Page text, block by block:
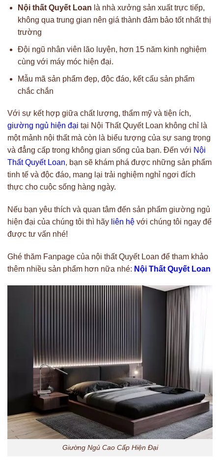
Nội thất Quyết Loan là nhà xưởng sản xuất trực tiếp,
không qua trung gian nên giá thành đảm bảo tốt nhất thị
trường
Đội ngũ nhân viên lão luyện, hơn 15 năm kinh nghiệm
cùng với máy móc hiện đại.
Mẫu mã sản phẩm đẹp, độc đáo, kết cấu sản phẩm
chắc chắn
Với sự kết hợp giữa chất lượng, thẩm mỹ và tiện ích,
giường ngủ hiện đại tại Nội Thất Quyết Loan không chỉ là
một mảnh nội thất mà còn là biểu tượng của sự sang trọng
và đẳng cấp trong không gian sống của bạn. Đến với Nội
Thất Quyết Loan, bạn sẽ khám phá được những sản phẩm
tinh tế và độc đáo, mang lại trải nghiệm nghỉ ngơi đích
thực cho cuộc sống hàng ngày.
Nếu bạn yêu thích và quan tâm đến sản phẩm giường ngủ
hiện đại của chúng tôi thì hãy liên hệ với chúng tôi ngay để
được tư vấn nhé!
Ghé thăm Fanpage của nội thất Quyết Loan để tham khảo
thêm nhiều sản phẩm hơn nữa nhé: Nội Thất Quyết Loan
Giường Ngủ Cao Cấp Hiện Đại